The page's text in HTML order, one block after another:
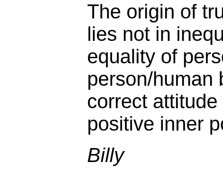
The origin of
lies not in
equality of
person/human
correct
positive inner
Billy